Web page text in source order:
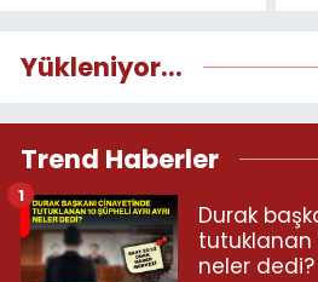
Yükleniyor...
Trend Haberler
Durak
tutuklanan
neler dedi?
1